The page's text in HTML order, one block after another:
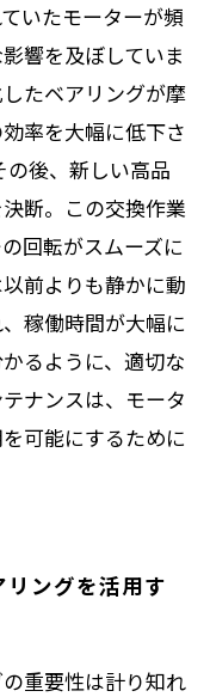
いたモーターが頻
響を及ぼしていま
たベアリングが摩
率を大幅に低下さ
後、新しい高品
断。この交換作業
回転がスムーズに
前よりも静かに動
稼働時間が大幅に
るように、適切な
ナンスは、モータ
可能にするために
ングを活用す
重要性は計り知れ